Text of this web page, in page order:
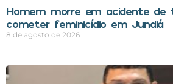
Homem morre em acidente de
cometer feminicídio em Jundiá
8 de agosto de 2026